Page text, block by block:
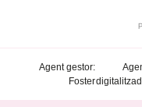
Agent gestor:
Foster